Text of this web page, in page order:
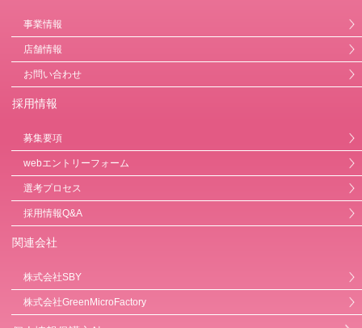
事業情報
店舗情報
お問い合わせ
採用情報
募集要項
webエントリーフォーム
選考プロセス
採用情報Q&A
関連会社
株式会社SBY
株式会社GreenMicroFactory